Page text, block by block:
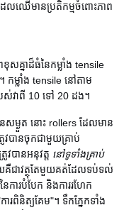
លឈើមានប្រតិកម្មចំពោះភាព
គ្នាដ៏ធំនៃកម្លាំង tensile
ម្លាំង tensile នៅតាម
ស់វាពី 10 ទៅ 20 ដង។
សម្ងួត នោះ rollers ដែលមាន
បានចុកជាមួយគ្រាប់
វបានអនុវត្ត នៅទូទាំងគ្រាប់
ជាវត្ថុតែមួយគត់ដែលទប់ទល់
ការបំបែក និងការរហែក
រពិនិត្យគែម"។ ទឹកភ្នែកទាំង